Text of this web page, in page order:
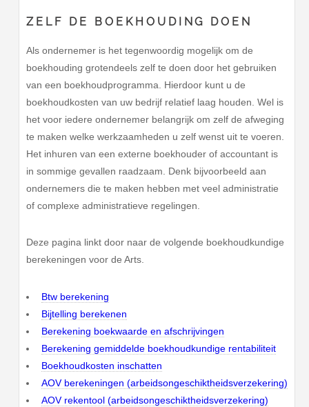
ZELF DE BOEKHOUDING DOEN
Als ondernemer is het tegenwoordig mogelijk om de
boekhouding grotendeels zelf te doen door het gebruiken
van een boekhoudprogramma. Hierdoor kunt u de
boekhoudkosten van uw bedrijf relatief laag houden. Wel is
het voor iedere ondernemer belangrijk om zelf de afweging
te maken welke werkzaamheden u zelf wenst uit te voeren.
Het inhuren van een externe boekhouder of accountant is
in sommige gevallen raadzaam. Denk bijvoorbeeld aan
ondernemers die te maken hebben met veel administratie
of complexe administratieve regelingen.
Deze pagina linkt door naar de volgende boekhoudkundige
berekeningen voor de Arts.
Btw berekening
Bijtelling berekenen
Berekening boekwaarde en afschrijvingen
Berekening gemiddelde boekhoudkundige rentabiliteit
Boekhoudkosten inschatten
AOV berekeningen (arbeidsongeschiktheidsverzekering)
AOV rekentool (arbeidsongeschiktheidsverzekering)